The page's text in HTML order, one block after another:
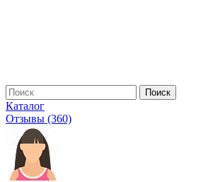
Каталог
Отзывы (360)